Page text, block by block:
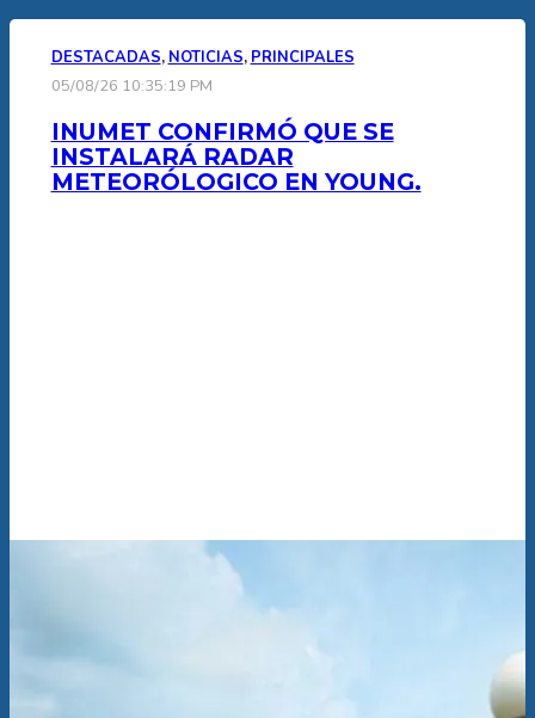
DESTACADAS, NOTICIAS, PRINCIPALES
05/08/26 10:35:19 PM
INUMET CONFIRMÓ QUE SE
INSTALARÁ RADAR
METEORÓLOGICO EN YOUNG.